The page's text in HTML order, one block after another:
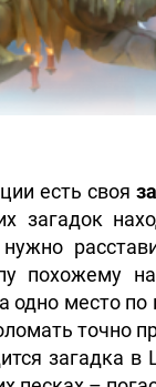
есть своя
загадок
похожему
одно место
точно
загадка